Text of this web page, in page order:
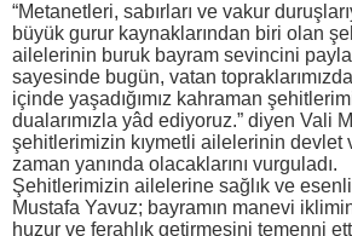
“Metanetleri, sabırları ve vakur
büyük gurur kaynaklarından biri olan
ailelerinin buruk bayram sevincini
sayesinde bugün, vatan
içinde yaşadığımız kahraman
dualarımızla yâd ediyoruz.” diyen Vali
şehitlerimizin kıymetli ailelerinin devlet
zaman yanında olacaklarını vurguladı.
Şehitlerimizin ailelerine sağlık ve
Mustafa Yavuz; bayramın manevi
huzur ve ferahlık getirmesini temenni